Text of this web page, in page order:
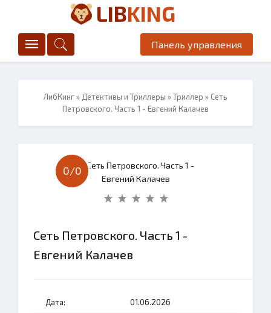
LIBKING
Панель управления
ЛибКинг» Детективы и Триллеры »Триллер » Сеть
Петровского. Часть 1 - Евгений Калачев
0/0
Сеть Петровского. Часть 1 -
Евгений Калачев
Дата: 01.06.2026